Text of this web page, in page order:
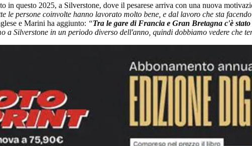
in questo 2025, a Silverstone, dove il pesarese arriva con una nuova
le persone coinvolte hanno lavorato molto bene, e dal lavoro che sta
e Marini ha aggiunto: “Tra le gare di Francia e Gran Bretagna c'è
a Silverstone in un periodo diverso dell'anno, quindi dobbiamo vedere che